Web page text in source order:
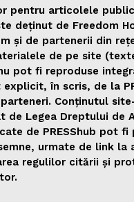
pentru articolele
deținut de Freedom
și de partenerii din
de pe site
pot fi reproduse
în scris, de la
Conținutul
de Legea Dreptului de
de PRESShub pot fi
urmate de link la
regulilor citării și